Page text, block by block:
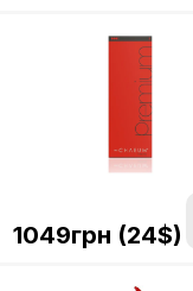
1049грн (24$)